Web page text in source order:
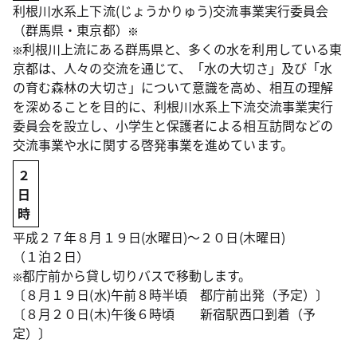
利根川水系上下流(じょうかりゅう)交流事業実行委員会
（群馬県・東京都）
利根川上流にある群馬県と、多くの水を利用している東
京都は、人々の交流を通じて、「水の大切さ」及び「水
の育む森林の大切さ」について意識を高め、相互の理解
を深めることを目的に、利根川水系上下流交流事業実行
委員会を設立し、小学生と保護者による相互訪問などの
交流事業や水に関する啓発事業を進めています。
２
日
時
平成２７年８月１９日(水曜日)～２０日(木曜日)
（１泊２日）
都庁前から貸し切りバスで移動します。
〔８月１９日(水)午前８時半頃 都庁前出発（予定）〕
〔８月２０日(木)午後６時頃 新宿駅西口到着（予
定）〕